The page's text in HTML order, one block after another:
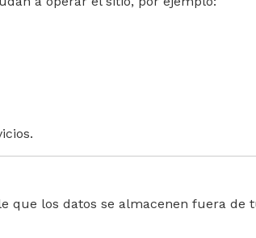
que los datos se almacenen fuera de